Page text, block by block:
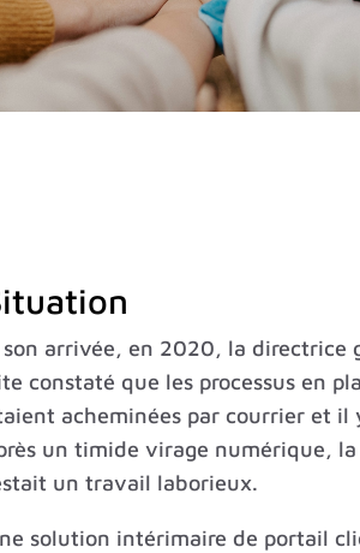
son arrivée, en 2020, la directrice
constaté que les processus en
acheminées par courrier et il
un timide virage numérique,
un travail laborieux.
solution intérimaire de portail